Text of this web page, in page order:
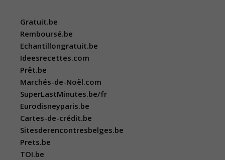
Gratuit.be
Remboursé.be
Echantillongratuit.be
Ideesrecettes.com
Prêt.be
Marchés-de-Noël.com
SuperLastMinutes.be/fr
Eurodisneyparis.be
Cartes-de-crédit.be
Sitesderencontresbelges.be
Prets.be
TOI.be